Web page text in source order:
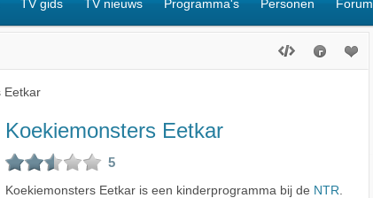
TV gids TV nieuws Programma's Personen Forum
Eetkar
Koekiemonsters Eetkar
5
Koekiemonsters Eetkar is een kinderprogramma bij de NTR